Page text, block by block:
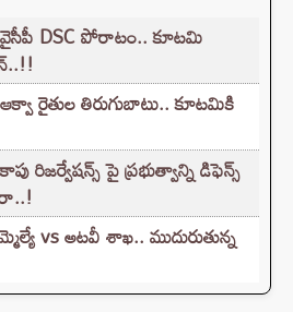
వైసీపీ DSC పోరాటం.. కూటమి
రైతుల తిరుగుబాటు.. కూటమికి
రిజర్వేషన్స్ పై ప్రభుత్వాన్ని డిఫెన్స్
vs అటవీ శాఖ.. ముదురుతున్న